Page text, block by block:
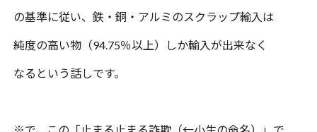
の基準に従い、鉄・銅・アルミのスクラップ輸入は
純度の高い物（94.75％以上）しか輸入が出来なく
なるという話しです。